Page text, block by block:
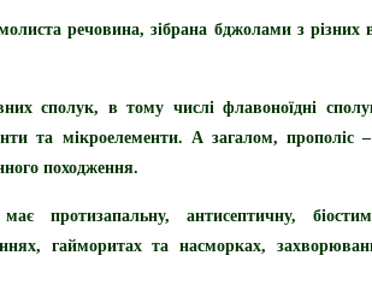
речовина, зібрана бджолами з різних
сполук, в тому числі флавоноїдні
та мікроелементи. А загалом, прополіс
походження.
протизапальну, антисептичну,
гайморитах та насморках,